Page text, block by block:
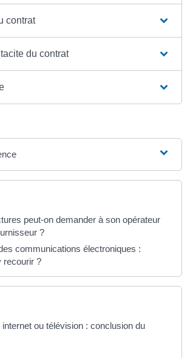
contrat
du contrat
peut-on demander à son opérateur
?
communications électroniques :
recourir ?
internet ou télévision : conclusion du